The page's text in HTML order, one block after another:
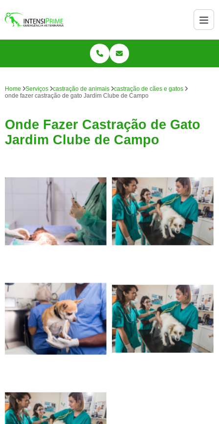
Home Serviços castração de animais
castração de cães e gatos
onde fazer castração de gato Jardim Clube de Campo
Onde Fazer Castração de Gato
Jardim Clube de Campo